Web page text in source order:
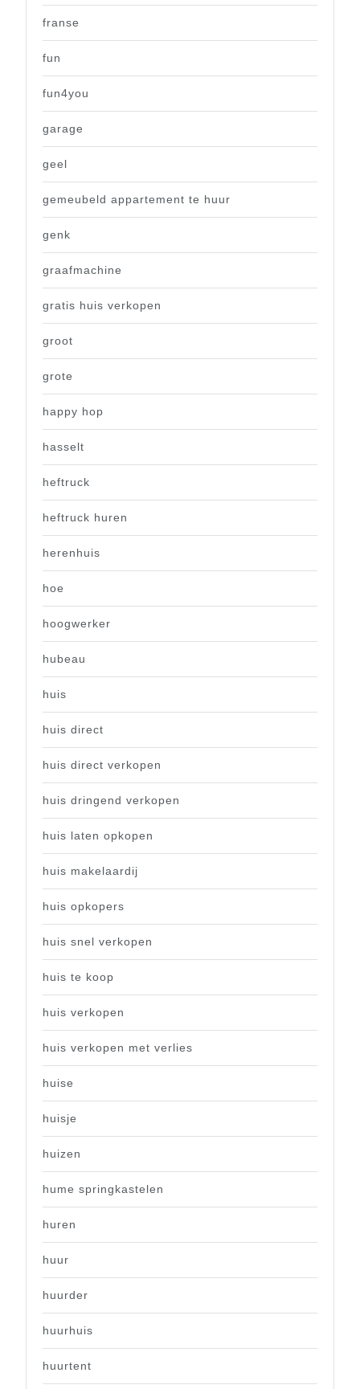
franse
fun
fun4you
garage
geel
gemeubeld appartement te huur
genk
graafmachine
gratis huis verkopen
groot
grote
happy hop
hasselt
heftruck
heftruck huren
herenhuis
hoe
hoogwerker
hubeau
huis
huis direct
huis direct verkopen
huis dringend verkopen
huis laten opkopen
huis makelaardij
huis opkopers
huis snel verkopen
huis te koop
huis verkopen
huis verkopen met verlies
huise
huisje
huizen
hume springkastelen
huren
huur
huurder
huurhuis
huurtent